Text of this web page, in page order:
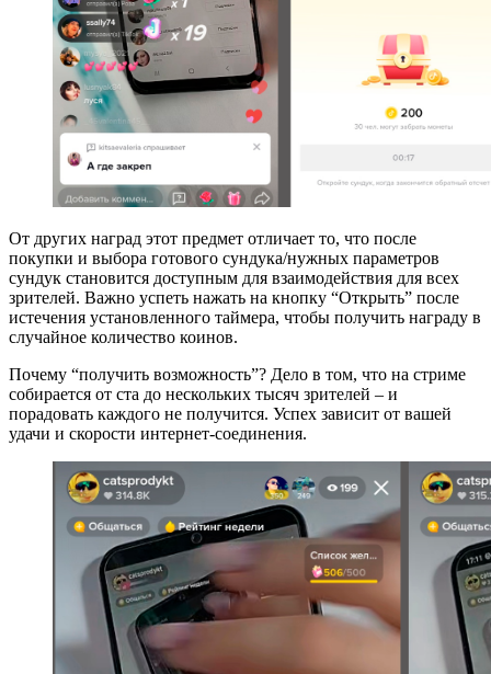
От других наград этот предмет отличает то, что после
покупки и выбора готового сундука/нужных параметров
сундук становится доступным для взаимодействия для всех
зрителей. Важно успеть нажать на кнопку “Открыть” после
истечения установленного таймера, чтобы получить награду в
случайное количество коинов.
Почему “получить возможность”? Дело в том, что на стриме
собирается от ста до нескольких тысяч зрителей – и
порадовать каждого не получится. Успех зависит от вашей
удачи и скорости интернет-соединения.